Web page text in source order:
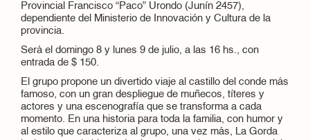
Provincial Francisco “Paco” Urondo (Junín 2457),
dependiente del Ministerio de Innovación y Cultura de la
provincia.
Será el domingo 8 y lunes 9 de julio, a las 16 hs., con
entrada de $ 150.
El grupo propone un divertido viaje al castillo del conde más
famoso, con un gran despliegue de muñecos, títeres y
actores y una escenografía que se transforma a cada
momento. En una historia para toda la familia, con humor y
al estilo que caracteriza al grupo, una vez más, La Gorda